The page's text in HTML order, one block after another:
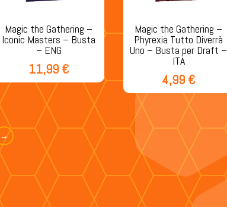
Magic the Gathering –
Iconic Masters – Busta
– ENG
11,99 €
Magic the Gathering –
Phyrexia Tutto Diverrà
Uno – Busta per Draft –
ITA
4,99 €
→